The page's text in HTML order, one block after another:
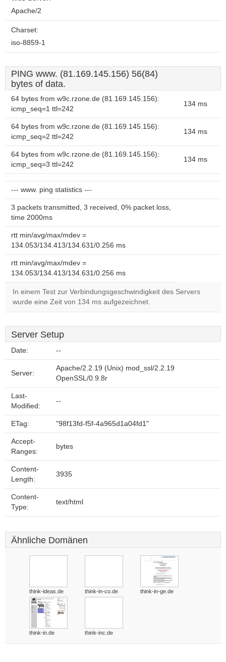
Apache/2
Charset:
iso-8859-1
PING www. (81.169.145.156) 56(84)
bytes of data.
64 bytes from w9c.rzone.de (81.169.145.156):
icmp_seq=1 ttl=242
134 ms
64 bytes from w9c.rzone.de (81.169.145.156):
icmp_seq=2 ttl=242
134 ms
64 bytes from w9c.rzone.de (81.169.145.156):
icmp_seq=3 ttl=242
134 ms
--- www. ping statistics ---
3 packets transmitted, 3 received, 0% packet loss,
time 2000ms
rtt min/avg/max/mdev =
134.053/134.413/134.631/0.256 ms
rtt min/avg/max/mdev =
134.053/134.413/134.631/0.256 ms
In einem Test zur Verbindungsgeschwindigkeit des Servers
wurde eine Zeit von 134 ms aufgezeichnet.
Server Setup
Date: --
Server:
Apache/2.2.19 (Unix) mod_ssl/2.2.19
OpenSSL/0.9.8r
Last-
Modified:
--
ETag: "98f13fd-f5f-4a965d1a04fd1"
Accept-
Ranges:
bytes
Content-
Length:
3935
Content-
Type:
text/html
Ähnliche Domänen
think-ideas.de think-in-co.de think-in-ge.de
think-in.de think-inc.de